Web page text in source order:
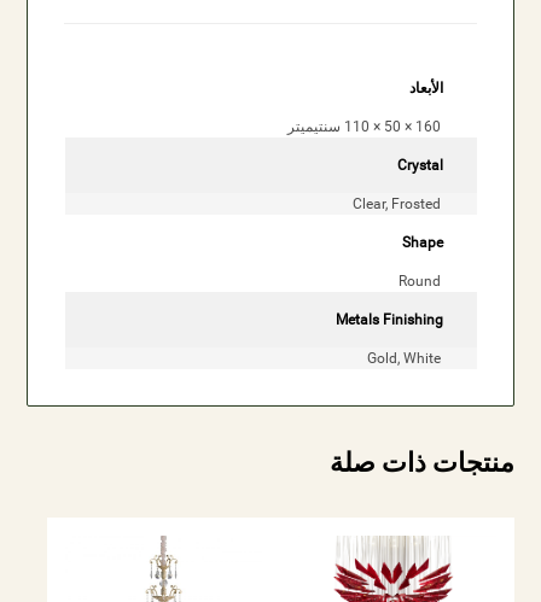
الأبعاد
160 × 50 × 110 سنتيميتر
Crystal
Clear, Frosted
Shape
Round
Metals Finishing
Gold, White
منتجات ذات صلة